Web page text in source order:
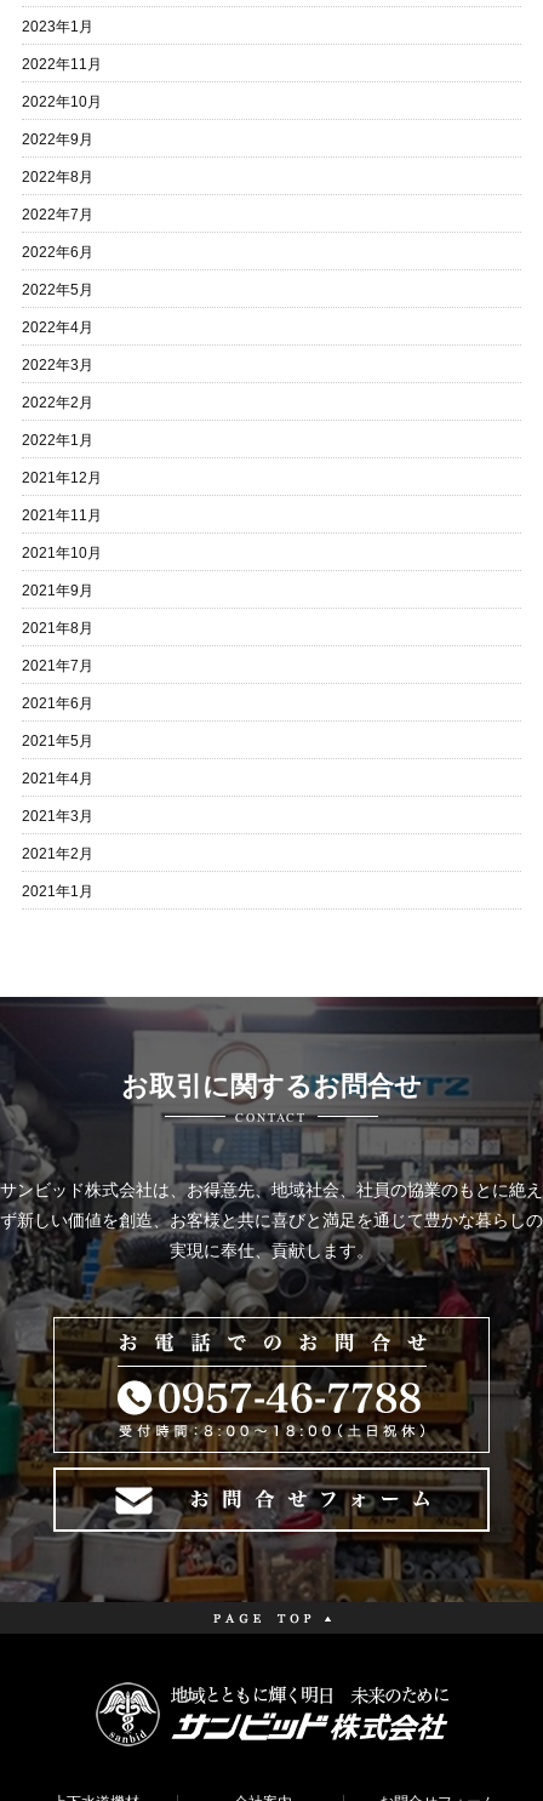
2023年1月
2022年11月
2022年10月
2022年9月
2022年8月
2022年7月
2022年6月
2022年5月
2022年4月
2022年3月
2022年2月
2022年1月
2021年12月
2021年11月
2021年10月
2021年9月
2021年8月
2021年7月
2021年6月
2021年5月
2021年4月
2021年3月
2021年2月
2021年1月
お取引に関するお問合せ
CONTACT
サンビッド株式会社は、お得意先、地域社会、社員の協業のもとに絶え
ず新しい価値を創造、お客様と共に喜びと満足を通じて豊かな暮らしの
実現に奉仕、貢献します。